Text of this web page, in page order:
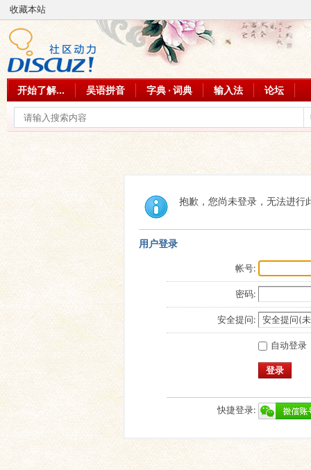
收藏本站
开始了解... 吴语拼音 字典 · 词典 输入法 论坛
抱歉，您尚未登录，无法进行
用户登录
帐号:
密码:
安全提问:
自动登录
登录
快捷登录: